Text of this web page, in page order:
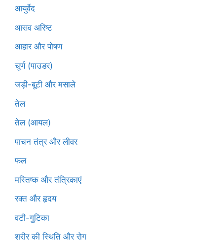
आयुर्वेद
आसव अरिष्ट
आहार और पोषण
चूर्ण (पाउडर)
जड़ी-बूटी और मसाले
तेल
तेल (आयल)
पाचन तंत्र और लीवर
फल
मस्तिष्क और तंत्रिकाएं
रक्त और हृदय
वटी-गुटिका
शरीर की स्थिति और रोग